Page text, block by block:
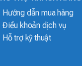
Hướng dẫn mua hàng
Điều khoản dịch vụ
Hỗ trợ kỹ thuật